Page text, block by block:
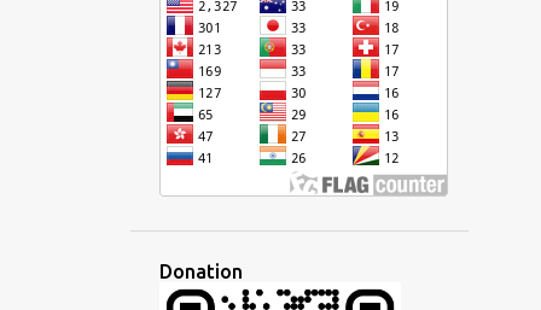
CURSIVE DÉFI DÉMOCRATIQUE
DÉVELOPPEMENT DISCOURS
DISCUSSION DISPARITÉ
ÉCHANGE ÉCOLE ÉCONOMIE
ÉCOUTER ÉCRIRE
EFFACEMENT CULTUREL
EMPLOI EN LIGNE ENSEIGNANT
Donation